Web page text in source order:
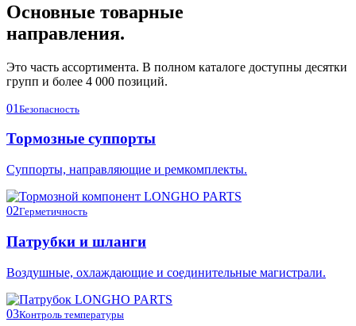
Основные товарные
направления.
Это часть ассортимента. В полном каталоге доступны десятки
групп и более 4 000 позиций.
01 Безопасность
Тормозные суппорты
Суппорты, направляющие и ремкомплекты.
02Герметичность
Патрубки и шланги
Воздушные, охлаждающие и соединительные магистрали.
03Контроль температуры